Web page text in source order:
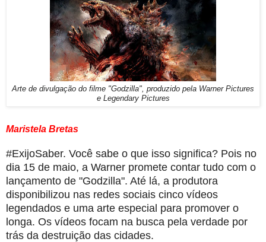
Arte de divulgação do filme "Godzilla", produzido pela Warner Pictures
e Legendary Pictures
Maristela Bretas
#ExijoSaber. Você sabe o que isso significa? Pois no
dia 15 de maio, a Warner promete contar tudo com o
lançamento de "Godzilla". Até lá, a produtora
disponibilizou nas redes sociais cinco vídeos
legendados e uma arte especial para promover o
longa. Os vídeos focam na busca pela verdade por
trás da destruição das cidades.